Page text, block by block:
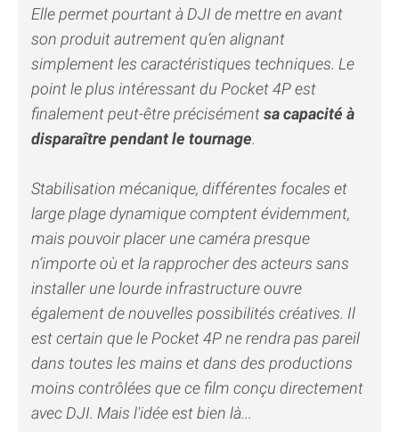
Elle permet pourtant à DJI de mettre en avant
son produit autrement qu’en alignant
simplement les caractéristiques techniques. Le
point le plus intéressant du Pocket 4P est
finalement peut-être précisémentsa capacité à
disparaître pendant le tournage.
Stabilisation mécanique, différentes focales et
large plage dynamique comptent évidemment,
mais pouvoir placer une caméra presque
n’importe où et la rapprocher des acteurs sans
installer une lourde infrastructure ouvre
également de nouvelles possibilités créatives. Il
est certain que le Pocket 4P ne rendra pas pareil
dans toutes les mains et dans des productions
moins contrôlées que ce film conçu directement
avec DJI. Mais l'idée est bien là...